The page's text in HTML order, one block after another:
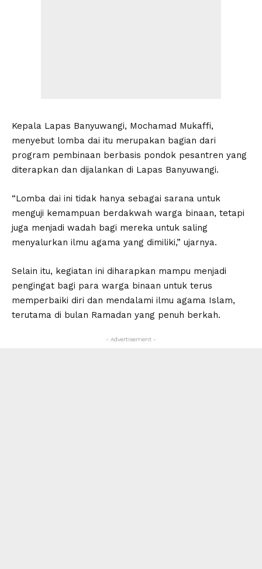
Kepala Lapas Banyuwangi, Mochamad Mukaffi,
menyebut lomba dai itu merupakan bagian dari
program pembinaan berbasis pondok pesantren yang
diterapkan dan dijalankan di Lapas Banyuwangi.
“Lomba dai ini tidak hanya sebagai sarana untuk
menguji kemampuan berdakwah warga binaan, tetapi
juga menjadi wadah bagi mereka untuk saling
menyalurkan ilmu agama yang dimiliki,” ujarnya.
Selain itu, kegiatan ini diharapkan mampu menjadi
pengingat bagi para warga binaan untuk terus
memperbaiki diri dan mendalami ilmu agama Islam,
terutama di bulan Ramadan yang penuh berkah.
- Advertisement -